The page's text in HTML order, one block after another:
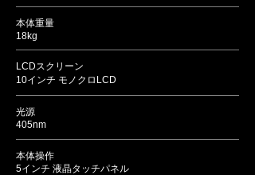
本体重量
18kg
LCDスクリーン
10インチ モノクロLCD
光源
405nm
本体操作
5インチ 液晶タッチパネル